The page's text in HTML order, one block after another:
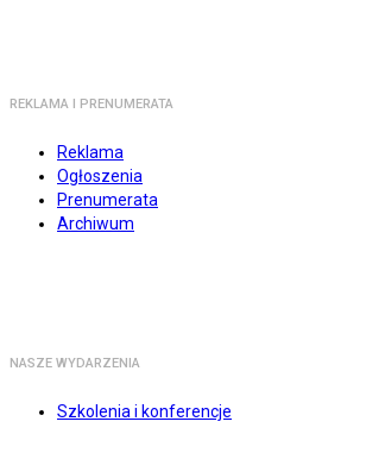
REKLAMA I PRENUMERATA
Reklama
Ogłoszenia
Prenumerata
Archiwum
NASZE WYDARZENIA
Szkolenia i konferencje